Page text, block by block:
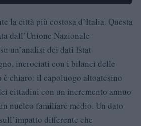
la città più costosa d’Italia. Questa
dall’Unione Nazionale
un’analisi dei dati Istat
incrociati con i bilanci delle
chiaro: il capoluogo altoatesino
cittadini con un incremento annuo
nucleo familiare medio. Un dato
differente che